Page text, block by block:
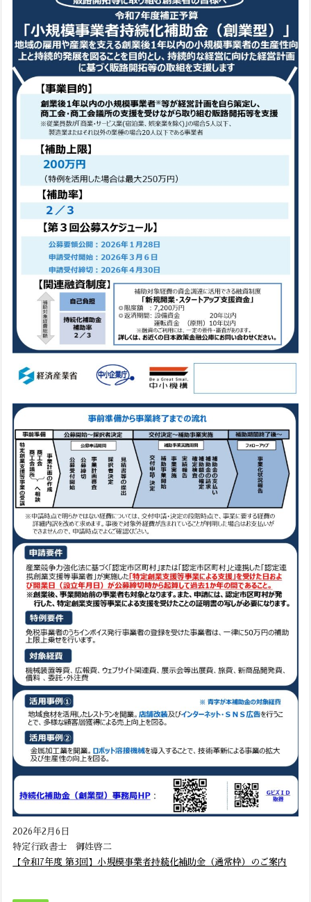
2026年2月6日
特定行政書士 御姓啓二
【令和7年度 第3回】小規模事業者持続化補助金（通常枠）のご案内